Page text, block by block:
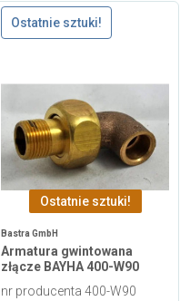
Ostatnie sztuki!
Ostatnie sztuki!
Bastra GmbH
Armatura gwintowana
złącze BAYHA 400-W90
nr producenta 400-W90